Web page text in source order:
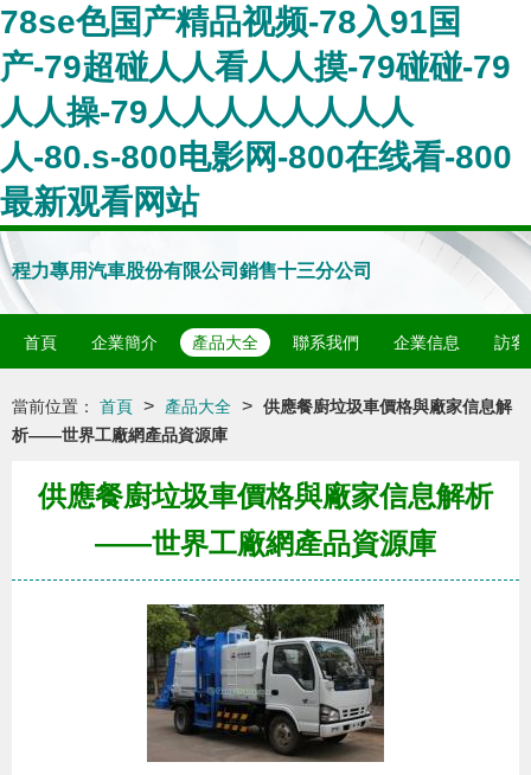
78se色国产精品视频-78入91国
产-79超碰人人看人人摸-79碰碰-79
人人操-79人人人人人人人人
人-80.s-800电影网-800在线看-800
最新观看网站
程力專用汽車股份有限公司銷售十三分公司
首頁 企業簡介 產品大全 聯系我們 企業信息 訪客
當前位置： 首頁 > 產品大全 > 供應餐廚垃圾車價格與廠家信息解
析——世界工廠網產品資源庫
供應餐廚垃圾車價格與廠家信息解析
——世界工廠網產品資源庫